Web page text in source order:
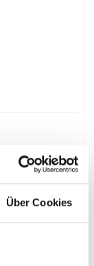
Über Cookies